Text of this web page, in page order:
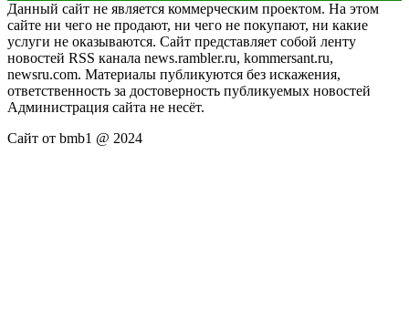
Данный сайт не является коммерческим проектом. На этом
сайте ни чего не продают, ни чего не покупают, ни какие
услуги не оказываются. Сайт представляет собой ленту
новостей RSS канала news.rambler.ru, kommersant.ru,
newsru.com. Материалы публикуются без искажения,
ответственность за достоверность публикуемых новостей
Администрация сайта не несёт.
Сайт от bmb1 @ 2024